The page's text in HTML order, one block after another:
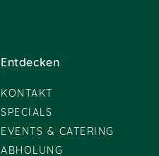
Entdecken
KONTAKT
SPECIALS
EVENTS & CATERING
ABHOLUNG